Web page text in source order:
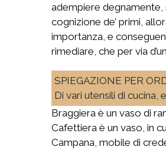
adempiere
cognizione de’ primi,
importanza, e
rimediare, che per via
SPIEGAZIONE PER
Di vari utensili di cucina,
Braggiera è un vaso di
Cafettiera è un vaso, in
Campana, mobile di